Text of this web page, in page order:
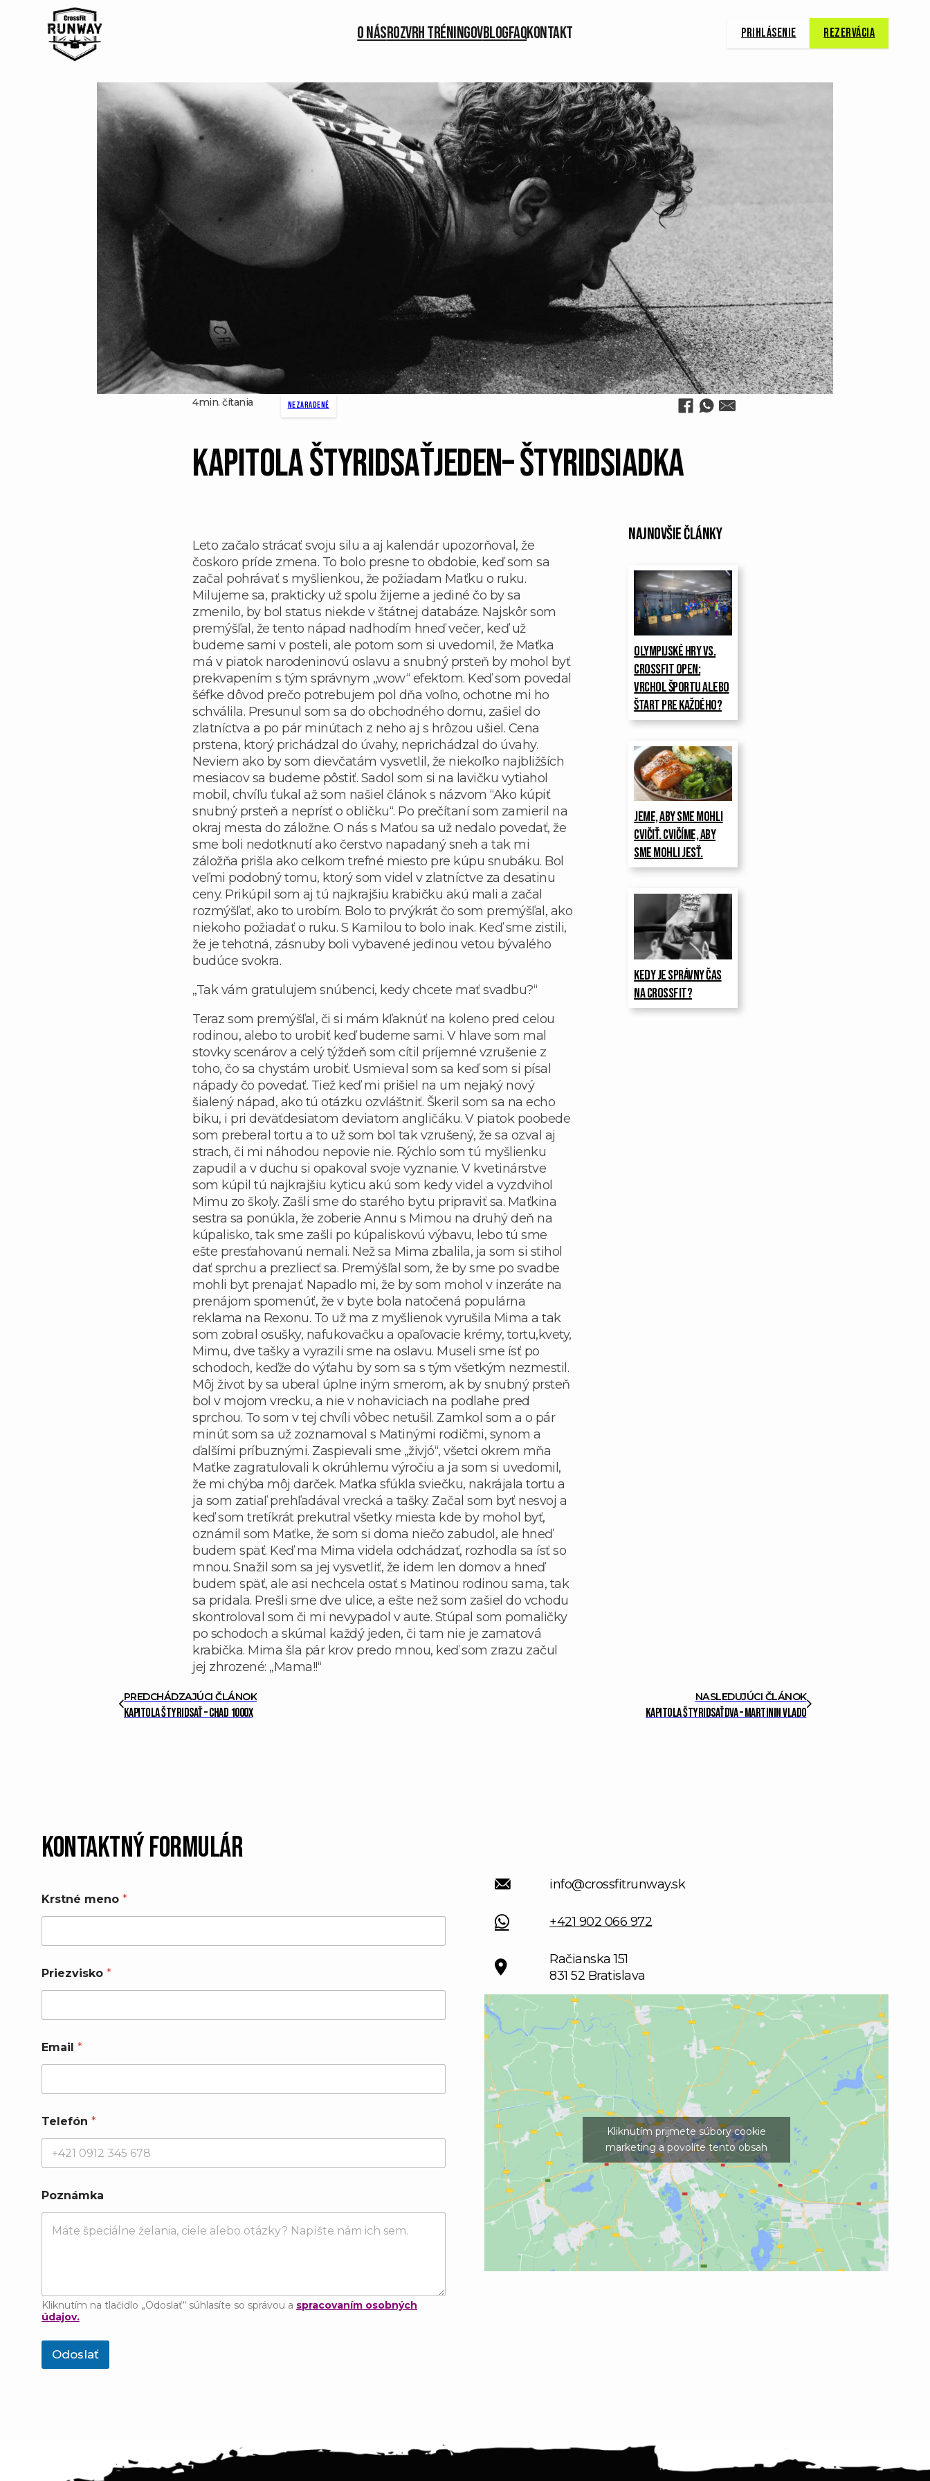
O násRozvrh tréningovBlogFAQKontakt Prihlásenie Rezervácia
4min. čítania Nezaradené
Kapitola štyridsaťjeden– Štyridsiadka
Leto začalo strácať svoju silu a aj kalendár upozorňoval, že
čoskoro príde zmena. To bolo presne to obdobie, keď som sa
začal pohrávať s myšlienkou, že požiadam Maťku o ruku.
Milujeme sa, prakticky už spolu žijeme a jediné čo by sa
zmenilo, by bol status niekde v štátnej databáze. Najskôr som
premýšľal, že tento nápad nadhodím hneď večer, keď už
budeme sami v posteli, ale potom som si uvedomil, že Maťka
má v piatok narodeninovú oslavu a snubný prsteň by mohol byť
prekvapením s tým správnym „wow“ efektom. Keď som povedal
šéfke dôvod prečo potrebujem pol dňa voľno, ochotne mi ho
schválila. Presunul som sa do obchodného domu, zašiel do
zlatníctva a po pár minútach z neho aj s hrôzou ušiel. Cena
prstena, ktorý prichádzal do úvahy, neprichádzal do úvahy.
Neviem ako by som dievčatám vysvetlil, že niekoľko najbližších
mesiacov sa budeme pôstiť. Sadol som si na lavičku vytiahol
mobil, chvíľu ťukal až som našiel článok s názvom “Ako kúpiť
snubný prsteň a neprísť o obličku“. Po prečítaní som zamieril na
okraj mesta do záložne. O nás s Maťou sa už nedalo povedať, že
sme boli nedotknutí ako čerstvo napadaný sneh a tak mi
záložňa prišla ako celkom trefné miesto pre kúpu snubáku. Bol
veľmi podobný tomu, ktorý som videl v zlatníctve za desatinu
ceny. Prikúpil som aj tú najkrajšiu krabičku akú mali a začal
rozmýšľať, ako to urobím. Bolo to prvýkrát čo som premýšľal, ako
niekoho požiadať o ruku. S Kamilou to bolo inak. Keď sme zistili,
že je tehotná, zásnuby boli vybavené jedinou vetou bývalého
budúce svokra.
„Tak vám gratulujem snúbenci, kedy chcete mať svadbu?“
Teraz som premýšľal, či si mám kľaknúť na koleno pred celou
rodinou, alebo to urobiť keď budeme sami. V hlave som mal
stovky scenárov a celý týždeň som cítil príjemné vzrušenie z
toho, čo sa chystám urobiť. Usmieval som sa keď som si písal
nápady čo povedať. Tiež keď mi prišiel na um nejaký nový
šialený nápad, ako tú otázku ozvláštniť. Škeril som sa na echo
biku, i pri deväťdesiatom deviatom angličáku. V piatok poobede
som preberal tortu a to už som bol tak vzrušený, že sa ozval aj
strach, či mi náhodou nepovie nie. Rýchlo som tú myšlienku
zapudil a v duchu si opakoval svoje vyznanie. V kvetinárstve
som kúpil tú najkrajšiu kyticu akú som kedy videl a vyzdvihol
Mimu zo školy. Zašli sme do starého bytu pripraviť sa. Maťkina
sestra sa ponúkla, že zoberie Annu s Mimou na druhý deň na
kúpalisko, tak sme zašli po kúpaliskovú výbavu, lebo tú sme
ešte presťahovanú nemali. Než sa Mima zbalila, ja som si stihol
dať sprchu a prezliecť sa. Premýšľal som, že by sme po svadbe
mohli byt prenajať. Napadlo mi, že by som mohol v inzeráte na
prenájom spomenúť, že v byte bola natočená populárna
reklama na Rexonu. To už ma z myšlienok vyrušila Mima a tak
som zobral osušky, nafukovačku a opaľovacie krémy, tortu,kvety,
Mimu, dve tašky a vyrazili sme na oslavu. Museli sme ísť po
schodoch, keďže do výťahu by som sa s tým všetkým nezmestil.
Môj život by sa uberal úplne iným smerom, ak by snubný prsteň
bol v mojom vrecku, a nie v nohaviciach na podlahe pred
sprchou. To som v tej chvíli vôbec netušil. Zamkol som a o pár
minút som sa už zoznamoval s Matinými rodičmi, synom a
ďalšími príbuznými. Zaspievali sme „živjó“, všetci okrem mňa
Maťke zagratulovali k okrúhlemu výročiu a ja som si uvedomil,
že mi chýba môj darček. Maťka sfúkla sviečku, nakrájala tortu a
ja som zatiaľ prehľadával vrecká a tašky. Začal som byť nesvoj a
keď som tretíkrát prekutral všetky miesta kde by mohol byť,
oznámil som Maťke, že som si doma niečo zabudol, ale hneď
budem späť. Keď ma Mima videla odchádzať, rozhodla sa ísť so
mnou. Snažil som sa jej vysvetliť, že idem len domov a hneď
budem späť, ale asi nechcela ostať s Matinou rodinou sama, tak
sa pridala. Prešli sme dve ulice, a ešte než som zašiel do vchodu
skontroloval som či mi nevypadol v aute. Stúpal som pomaličky
po schodoch a skúmal každý jeden, či tam nie je zamatová
krabička. Mima šla pár krov predo mnou, keď som zrazu začul
jej zhrozené: „Mama!!“
Najnovšie články
Olympijské hry vs.
CrossFit Open:
Vrchol športu alebo
štart pre každého?
Jeme, aby sme mohli
cvičiť. Cvičíme, aby
sme mohli jesť.
Kedy je správny čas
na CrossFit?
PREDCHÁDZAJÚCI ČLÁNOK
Kapitola štyridsať – Chad 1000X
NASLEDUJÚCI ČLÁNOK
Kapitola štyridsaťdva – Martinin Vlado
Kontaktný formulár
Krstné meno *
Priezvisko *
o
z
á
k
a
P
z
á
l
Email *
Telefón *
Poznámka
Kliknutím na tlačidlo „Odoslať“ súhlasíte so správou a spracovaním osobných
údajov.
Odoslať
info@crossfitrunway.sk
+421 902 066 972
Račianska 151
831 52 Bratislava
Kliknutím prijmete súbory cookie
marketing a povolíte tento obsah